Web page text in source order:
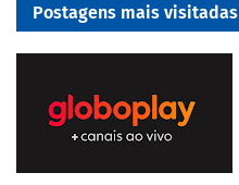
Postagens mais visitadas